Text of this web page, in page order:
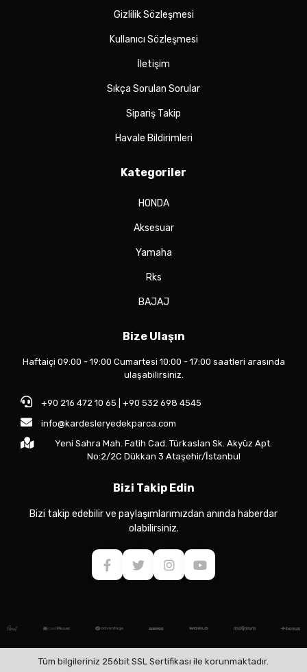
Gizlilik Sözleşmesi
Kullanıcı Sözleşmesi
İletişim
Sıkça Sorulan Sorular
Sipariş Takip
Havale Bildirimleri
Kategoriler
HONDA
Aksesuar
Yamaha
Rks
BAJAJ
Bize Ulaşın
Haftaiçi 09:00 - 19:00 Cumartesi 10:00 - 17:00 saatleri arasında
ulaşabilirsiniz.
+90 216 472 10 65 | +90 532 698 4545
info@kardesleryedekparca.com
Yeni Sahra Mah. Fatih Cad. Türkaslan Sk. Akyüz Apt.
No:2/2C Dükkan 3 Ataşehir/İstanbul
Bizi Takip Edin
Bizi takip edebilir ve paylaşımlarımızdan anında haberdar
olabilirsiniz.
Tüm bilgileriniz 256bit SSL Sertifikası ile korunmaktadır.